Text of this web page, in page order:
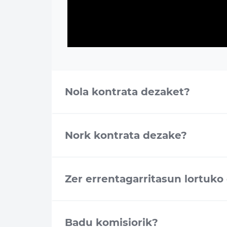
Nola kontrata dezaket?
Nork kontrata dezake?
Zer errentagarritasun lortuko
Badu komisiorik?